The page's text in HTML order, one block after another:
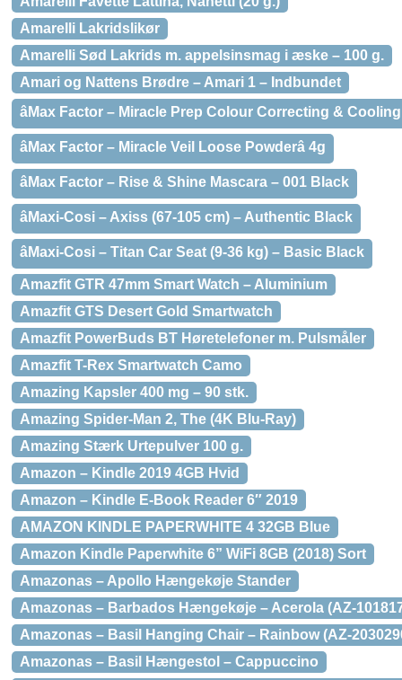
Amarelli Lakridslikør
Amarelli Sød Lakrids m. appelsinsmag i æske – 100 g.
Amari og Nattens Brødre – Amari 1 – Indbundet
âMax Factor – Miracle Prep Colour Correcting &
âMax Factor – Miracle Veil Loose Powderâ 4g
âMax Factor – Rise & Shine Mascara – 001 Black
âMaxi-Cosi – Axiss (67-105 cm) – Authentic Black
âMaxi-Cosi – Titan Car Seat (9-36 kg) – Basic Black
Amazfit GTR 47mm Smart Watch – Aluminium
Amazfit GTS Desert Gold Smartwatch
Amazfit PowerBuds BT Høretelefoner m. Pulsmåler
Amazfit T-Rex Smartwatch Camo
Amazing Kapsler 400 mg – 90 stk.
Amazing Spider-Man 2, The (4K Blu-Ray)
Amazing Stærk Urtepulver 100 g.
Amazon – Kindle 2019 4GB Hvid
Amazon – Kindle E-Book Reader 6″ 2019
AMAZON KINDLE PAPERWHITE 4 32GB Blue
Amazon Kindle Paperwhite 6” WiFi 8GB (2018) Sort
Amazonas – Apollo Hængekøje Stander
Amazonas – Barbados Hængekøje – Acerola (AZ-
Amazonas – Basil Hanging Chair – Rainbow (AZ-
Amazonas – Basil Hængestol – Cappuccino